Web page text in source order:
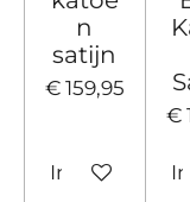
n
satijn
€ 159,95
In
€